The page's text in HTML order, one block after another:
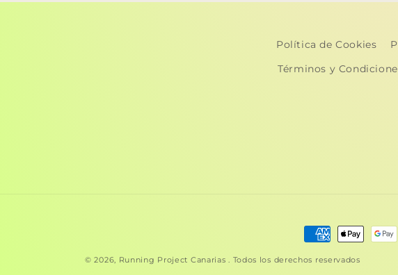
Política de Cookies
Términos y
Formas
© 2026, Running Project Canarias . Todos los derechos reservados